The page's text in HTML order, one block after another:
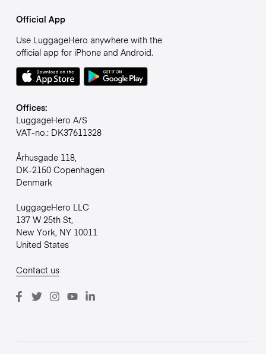
Official App
Use LuggageHero anywhere with the
official app for iPhone and Android.
Offices:
LuggageHero A/S
VAT-no.: DK37611328
Århusgade 118,
DK-2150 Copenhagen
Denmark
LuggageHero LLC
137 W 25th St,
New York, NY 10011
United States
Contact us